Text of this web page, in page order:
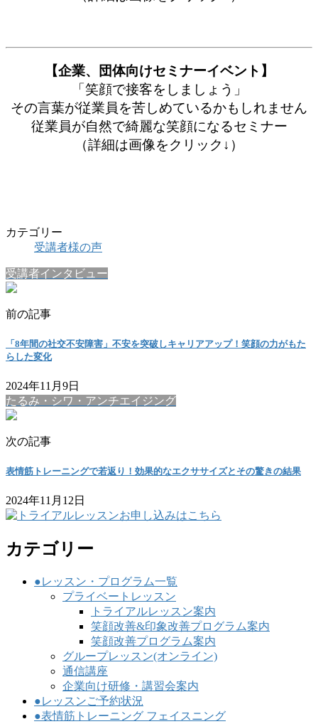
【企業、団体向けセミナーイベント】
「笑顔で接客をしましょう」
その言葉が従業員を苦しめているかもしれません
従業員が自然で綺麗な笑顔になるセミナー
（詳細は画像をクリック↓）
カテゴリー
受講者様の声
受講者インタビュー
前の記事
「8年間の社交不安障害」不安を突破しキャリアアップ！笑顔の力がもた
らした変化
2024年11月9日
たるみ・シワ・アンチエイジング
次の記事
表情筋トレーニングで若返り！効果的なエクササイズとその驚きの結果
2024年11月12日
カテゴリー
●レッスン・プログラム一覧
プライベートレッスン
トライアルレッスン案内
笑顔改善&印象改善プログラム案内
笑顔改善プログラム案内
グループレッスン(オンライン)
通信講座
企業向け研修・講習会案内
●レッスンご予約状況
●表情筋トレーニング フェイスニング